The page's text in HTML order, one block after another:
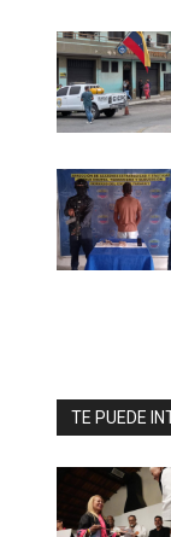
TE PUEDE